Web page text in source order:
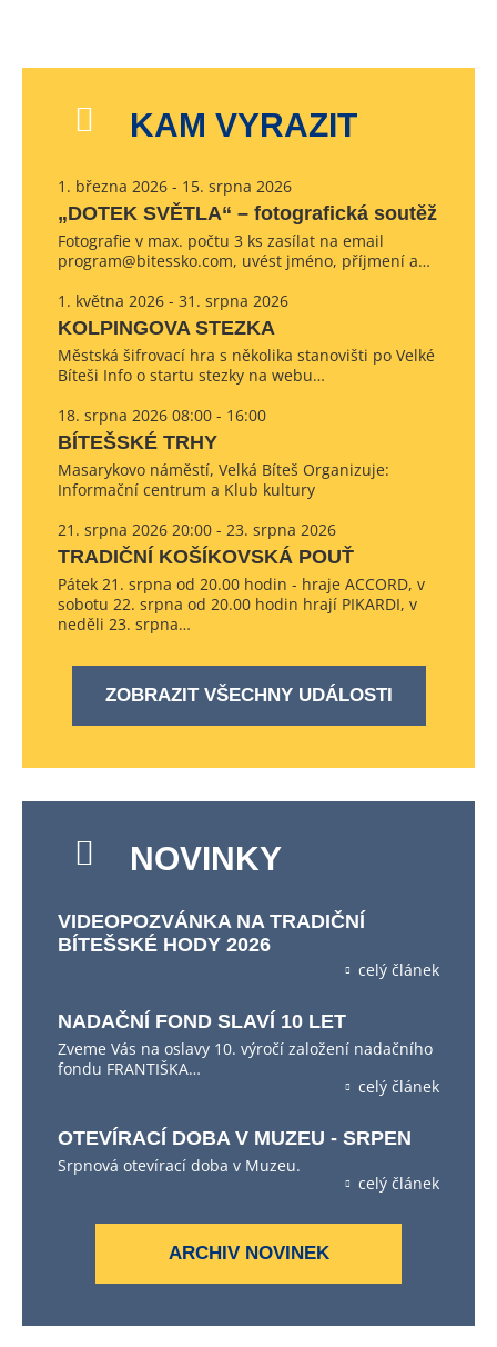
KAM VYRAZIT
1. března 2026 - 15. srpna 2026
„DOTEK SVĚTLA“ – fotografická soutěž
Fotografie v max. počtu 3 ks zasílat na email
program@bitessko.com, uvést jméno, příjmení a…
1. května 2026 - 31. srpna 2026
KOLPINGOVA STEZKA
Městská šifrovací hra s několika stanovišti po Velké
Bíteši Info o startu stezky na webu…
18. srpna 2026 08:00 - 16:00
BÍTEŠSKÉ TRHY
Masarykovo náměstí, Velká Bíteš Organizuje:
Informační centrum a Klub kultury
21. srpna 2026 20:00 - 23. srpna 2026
TRADIČNÍ KOŠÍKOVSKÁ POUŤ
Pátek 21. srpna od 20.00 hodin - hraje ACCORD, v
sobotu 22. srpna od 20.00 hodin hrají PIKARDI, v
neděli 23. srpna…
ZOBRAZIT VŠECHNY UDÁLOSTI
NOVINKY
VIDEOPOZVÁNKA NA TRADIČNÍ
BÍTEŠSKÉ HODY 2026
celý článek
NADAČNÍ FOND SLAVÍ 10 LET
Zveme Vás na oslavy 10. výročí založení nadačního
fondu FRANTIŠKA…
celý článek
OTEVÍRACÍ DOBA V MUZEU - SRPEN
Srpnová otevírací doba v Muzeu.
celý článek
ARCHIV NOVINEK